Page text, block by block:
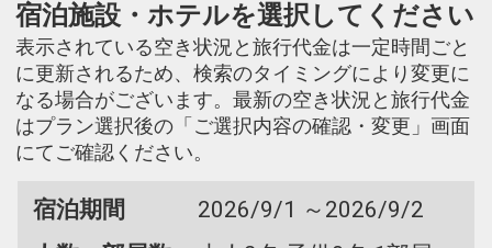
宿泊施設・ホテルを選択してください
表示されている空き状況と旅行代金は一定時間ごと
に更新されるため、検索のタイミングにより変更に
なる場合がございます。最新の空き状況と旅行代金
はプラン選択後の「ご選択内容の確認・変更」画面
にてご確認ください。
宿泊期間
2026/9/1 ～2026/9/2